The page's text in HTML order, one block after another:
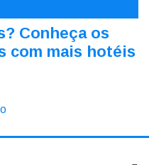
Conheça os
com mais hotéis